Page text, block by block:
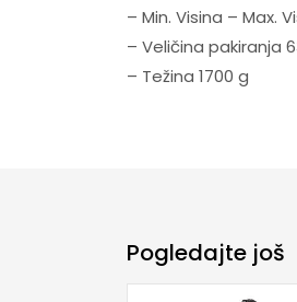
– Min. Visina – Max.
– Veličina pakiranja
– Težina 1700 g
Pogledajte još